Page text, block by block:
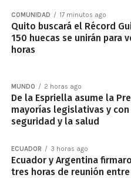
COMUNIDAD 17 minutos ago
Quito buscará el Récord
150 huecas se unirán para
horas
MUNDO 2 horas ago
De la Espriella asume la
mayorías legislativas y
seguridad y la salud
ECUADOR 3 horas ago
Ecuador y Argentina
tres horas de reunión